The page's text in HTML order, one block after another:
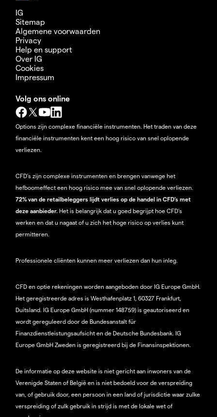
IG
Sitemap
Algemene voorwaarden
Privacy
Help en support
Over IG
Cookies
Impressum
Volg ons online
Options zijn complexe financiële instrumenten. Het traden van deze
financiële instrumenten kent een hoog risico van snel oplopende
verliezen.
CFD’s zijn complexe instrumenten en brengen vanwege het
hefboomeffect een hoog risico mee van snel oplopende verliezen.
72% van de retailbeleggers lijdt verlies op de handel in CFD’s met
deze aanbieder. Het is belangrijk dat u goed begrijpt hoe CFD's
werken en dat u nagaat of u zich het hoge risico op verlies kunt
permitteren.
Professionele cliënten kunnen meer verliezen dan hun inleg.
CFD en optie rekeningen worden aangeboden door IG Europe GmbH.
Het geregistreerde adres is Westhafenplatz 1, 60327 Frankfurt,
Duitsland. IG Europe GmbH (nummer 148759) is geautoriseerd en
wordt gereguleerd door de Bundesanstalt für
Finanzdienstleistungsaufsicht en de Deutsche Bundesbank. IG
Europe GmbH Zweden is geregistreerd bij de Finansinspektionen.
De informatie op deze website is niet gericht aan inwoners van de
Verenigde Staten of België en is niet bedoeld voor de verspreiding
van, of gebruik door, een persoon in een land of jurisdictie waar zulke
verspreiding of zulk gebruik in strijd is met de lokale wet of